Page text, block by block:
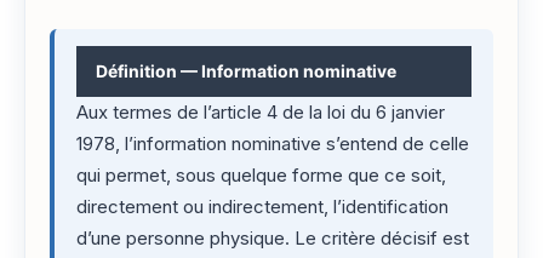
Définition — Information nominative
Aux termes de l’article 4 de la loi du 6 janvier
1978, l’information nominative s’entend de celle
qui permet, sous quelque forme que ce soit,
directement ou indirectement, l’identification
d’une personne physique. Le critère décisif est